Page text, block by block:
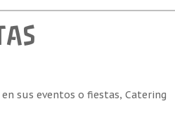
sus eventos o fiestas, Catering